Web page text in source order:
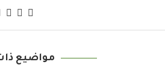
مواضيع